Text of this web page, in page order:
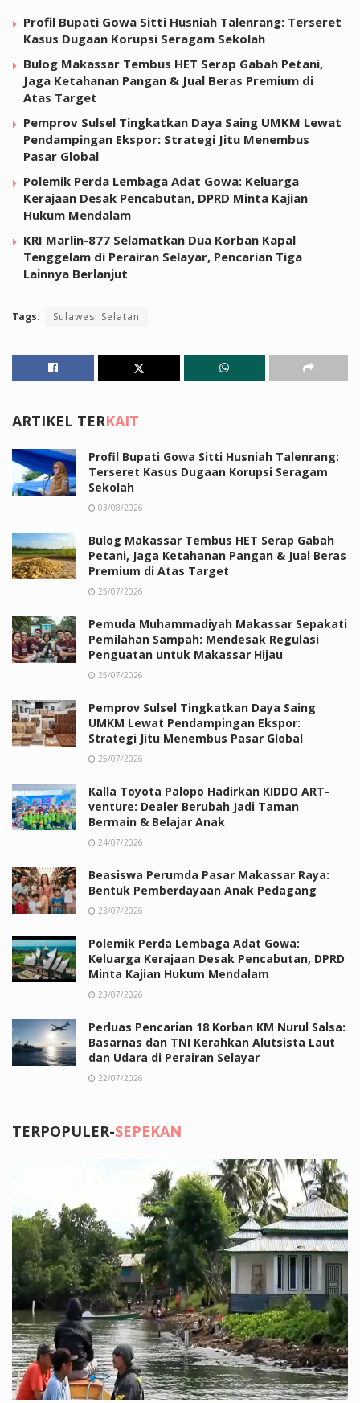
Profil Bupati Gowa Sitti Husniah Talenrang: Terseret
Kasus Dugaan Korupsi Seragam Sekolah
Bulog Makassar Tembus HET Serap Gabah Petani,
Jaga Ketahanan Pangan & Jual Beras Premium di
Atas Target
Pemprov Sulsel Tingkatkan Daya Saing UMKM Lewat
Pendampingan Ekspor: Strategi Jitu Menembus
Pasar Global
Polemik Perda Lembaga Adat Gowa: Keluarga
Kerajaan Desak Pencabutan, DPRD Minta Kajian
Hukum Mendalam
KRI Marlin-877 Selamatkan Dua Korban Kapal
Tenggelam di Perairan Selayar, Pencarian Tiga
Lainnya Berlanjut
Tags: Sulawesi Selatan
ARTIKEL TERKAIT
Profil Bupati Gowa Sitti Husniah Talenrang:
Terseret Kasus Dugaan Korupsi Seragam
Sekolah
03/08/2026
Bulog Makassar Tembus HET Serap Gabah
Petani, Jaga Ketahanan Pangan & Jual Beras
Premium di Atas Target
25/07/2026
Pemuda Muhammadiyah Makassar Sepakati
Pemilahan Sampah: Mendesak Regulasi
Penguatan untuk Makassar Hijau
25/07/2026
Pemprov Sulsel Tingkatkan Daya Saing
UMKM Lewat Pendampingan Ekspor:
Strategi Jitu Menembus Pasar Global
25/07/2026
Kalla Toyota Palopo Hadirkan KIDDO ART-
venture: Dealer Berubah Jadi Taman
Bermain & Belajar Anak
24/07/2026
Beasiswa Perumda Pasar Makassar Raya:
Bentuk Pemberdayaan Anak Pedagang
23/07/2026
Polemik Perda Lembaga Adat Gowa:
Keluarga Kerajaan Desak Pencabutan, DPRD
Minta Kajian Hukum Mendalam
23/07/2026
Perluas Pencarian 18 Korban KM Nurul Salsa:
Basarnas dan TNI Kerahkan Alutsista Laut
dan Udara di Perairan Selayar
22/07/2026
TERPOPULER-SEPEKAN